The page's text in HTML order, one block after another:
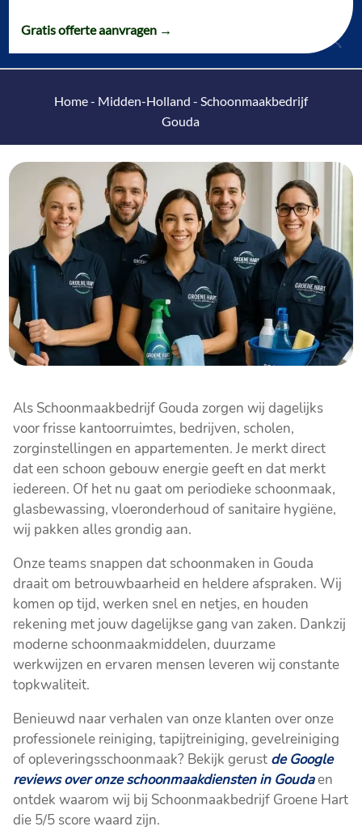
Gratis offerte aanvragen →
Home- Midden-Holland - Schoonmaakbedrijf
Gouda
Als Schoonmaakbedrijf Gouda zorgen wij dagelijks
voor frisse kantoorruimtes, bedrijven, scholen,
zorginstellingen en appartementen. Je merkt direct
dat een schoon gebouw energie geeft en dat merkt
iedereen. Of het nu gaat om periodieke schoonmaak,
glasbewassing, vloeronderhoud of sanitaire hygiëne,
wij pakken alles grondig aan.
Onze teams snappen dat schoonmaken in Gouda
draait om betrouwbaarheid en heldere afspraken. Wij
komen op tijd, werken snel en netjes, en houden
rekening met jouw dagelijkse gang van zaken. Dankzij
moderne schoonmaakmiddelen, duurzame
werkwijzen en ervaren mensen leveren wij constante
topkwaliteit.
Benieuwd naar verhalen van onze klanten over onze
professionele reiniging, tapijtreiniging, gevelreiniging
of opleveringsschoonmaak? Bekijk gerust de Google
reviews over onze schoonmaakdiensten in Goudaen
ontdek waarom wij bij Schoonmaakbedrijf Groene Hart
die 5/5 score waard zijn.